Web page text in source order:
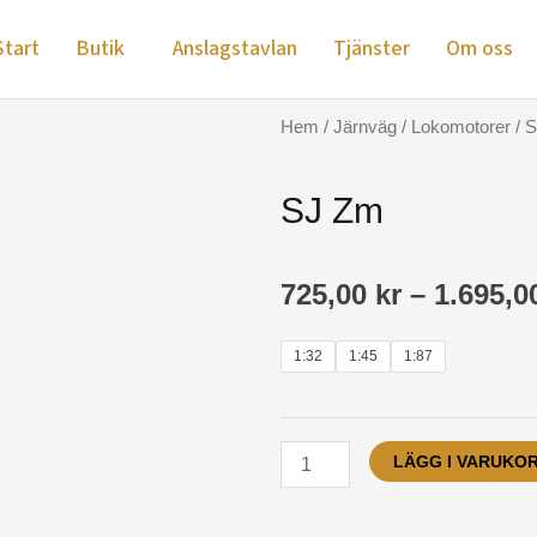
Butik Anslagstavlan Tjänster Om oss
Hem / Järnväg / Lokomotorer /
SJ Zm
725,00 kr –
1:32 1:45 1:87
SJ
mängd
LÄGG I